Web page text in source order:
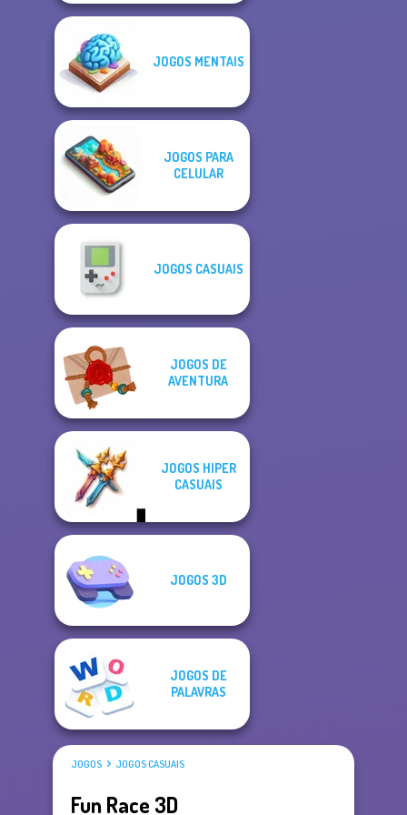
JOGOS MENTAIS
JOGOS PARA
CELULAR
JOGOS CASUAIS
JOGOS DE
AVENTURA
JOGOS HIPER
CASUAIS
JOGOS 3D
JOGOS DE
PALAVRAS
JOGOS JOGOS CASUAIS
Fun Race 3D